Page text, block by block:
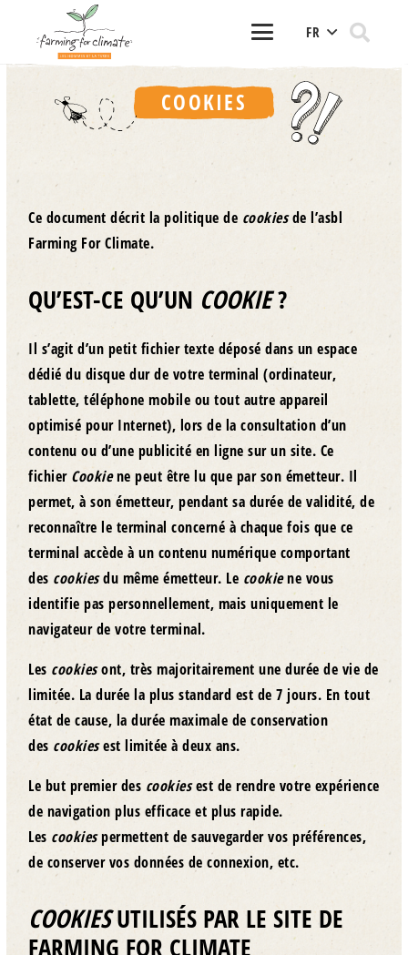
FR
COOKIES
Ce document décrit la politique de cookiesde l’asbl
Farming For Climate.
QU’EST-CE QU’UN COOKIE?
Il s’agit d’un petit fichier texte déposé dans un espace
dédié du disque dur de votre terminal (ordinateur,
tablette, téléphone mobile ou tout autre appareil
optimisé pour Internet), lors de la consultation d’un
contenu ou d’une publicité en ligne sur un site. Ce
fichier Cookiene peut être lu que par son émetteur. Il
permet, à son émetteur, pendant sa durée de validité, de
reconnaître le terminal concerné à chaque fois que ce
terminal accède à un contenu numérique comportant
des cookiesdu même émetteur. Le cookiene vous
identifie pas personnellement, mais uniquement le
navigateur de votre terminal.
Les cookiesont, très majoritairement une durée de vie de
limitée. La durée la plus standard est de 7 jours. En tout
état de cause, la durée maximale de conservation
des cookiesest limitée à deux ans.
Le but premier des cookiesest de rendre votre expérience
de navigation plus efficace et plus rapide.
Les cookiespermettent de sauvegarder vos préférences,
de conserver vos données de connexion, etc.
COOKIESUTILISÉS PAR LE SITE DE
FARMING FOR CLIMATE